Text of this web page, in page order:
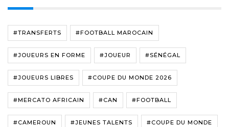
#TRANSFERTS #FOOTBALL MAROCAIN
#JOUEURS EN FORME #JOUEUR #SÉNÉGAL
#JOUEURS LIBRES #COUPE DU MONDE 2026
#MERCATO AFRICAIN #CAN #FOOTBALL
#CAMEROUN #JEUNES TALENTS #COUPE DU MONDE